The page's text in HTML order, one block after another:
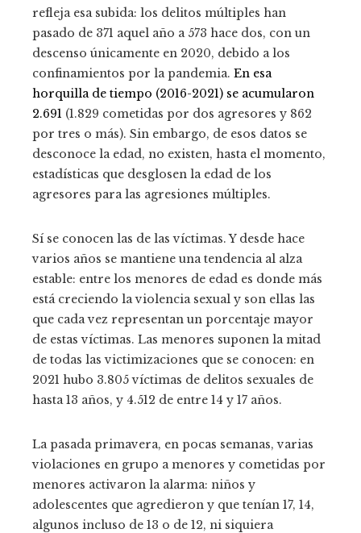
refleja esa subida: los delitos múltiples han
pasado de 371 aquel año a 573 hace dos, con un
descenso únicamente en 2020, debido a los
confinamientos por la pandemia. En esa
horquilla de tiempo (2016-2021) se acumularon
2.691 (1.829 cometidas por dos agresores y 862
por tres o más). Sin embargo, de esos datos se
desconoce la edad, no existen, hasta el momento,
estadísticas que desglosen la edad de los
agresores para las agresiones múltiples.
Sí se conocen las de las víctimas. Y desde hace
varios años se mantiene una tendencia al alza
estable: entre los menores de edad es donde más
está creciendo la violencia sexual y son ellas las
que cada vez representan un porcentaje mayor
de estas víctimas. Las menores suponen la mitad
de todas las victimizaciones que se conocen: en
2021 hubo 3.805 víctimas de delitos sexuales de
hasta 13 años, y 4.512 de entre 14 y 17 años.
La pasada primavera, en pocas semanas, varias
violaciones en grupo a menores y cometidas por
menores activaron la alarma: niños y
adolescentes que agredieron y que tenían 17, 14,
algunos incluso de 13 o de 12, ni siquiera